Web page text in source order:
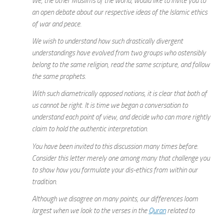
an open debate about our respective ideas of the Islamic ethics
of war and peace.
We wish to understand how such drastically divergent
understandings have evolved from two groups who ostensibly
belong to the same religion, read the same scripture, and follow
the same prophets.
With such diametrically opposed notions, it is clear that both of
us cannot be right. It is time we began a conversation to
understand each point of view, and decide who can more rightly
claim to hold the authentic interpretation.
You have been invited to this discussion many times before.
Consider this letter merely one among many that challenge you
to show how you formulate your dis-ethics from within our
tradition.
Although we disagree on many points, our differences loom
largest when we look to the verses in theQuranrelated to